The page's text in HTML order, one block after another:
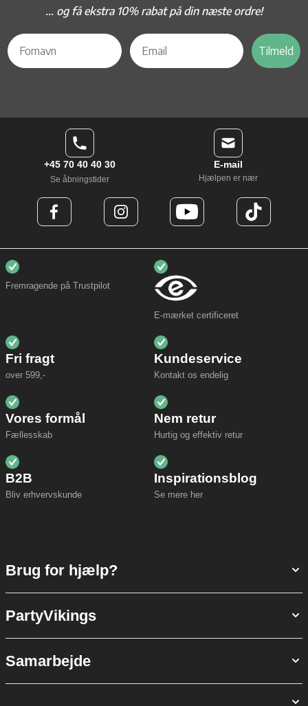
... og få ekstra 10% rabat på din næste ordre!
Tilmeld
+45 70 40 40 30
Se åbningstider
E-mail
Hjælpen er nær
Fremragende på Trustpilot
E-mærket certificeret
Fri fragt
over 599,-
Kundeservice
Kontakt os endelig
Vores formål
Fællesskab
Nem retur
Hurtig og effektiv retur
B2B
Bliv erhvervskunde
Inspirationsblog
Se mere her
Brug for hjælp?
PartyVikings
Samarbejde